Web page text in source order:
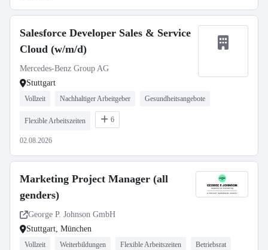
Salesforce Developer Sales & Service
Cloud (w/m/d)
Mercedes-Benz Group AG
Stuttgart
Vollzeit Nachhaltiger Arbeitgeber Gesundheitsangebote
Flexible Arbeitszeiten 6
02.08.2026
Marketing Project Manager (all
genders)
George P. Johnson GmbH
Stuttgart, München
Vollzeit Weiterbildungen Flexible Arbeitszeiten Betriebsrat